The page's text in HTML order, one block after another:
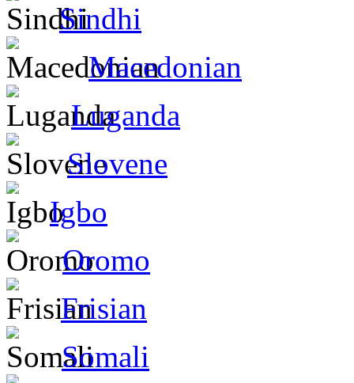
Sindhi
Macedonian
Luganda
Slovene
Igbo
Oromo
Frisian
Somali